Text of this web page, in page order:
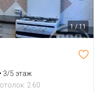
1 / 11
• 3/5 этаж
2.60